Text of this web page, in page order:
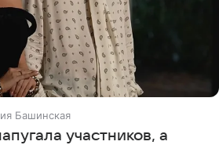
Башинская
участников, а